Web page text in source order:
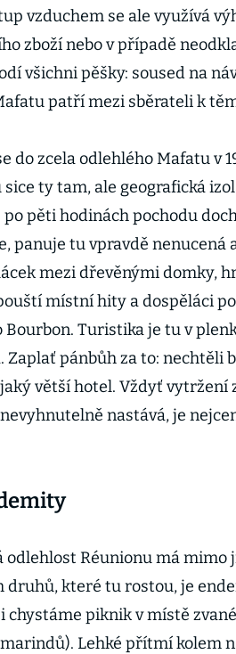
vzduchem se ale využívá
zboží nebo v případě
všichni pěšky: soused na
patří mezi sběrateli k
do zcela odlehlého Mafatu v
ty tam, ale geografická
po pěti hodinách pochodu
panuje tu vpravdě nenucená
mezi dřevěnými domky,
místní hity a dospěláci
Turistika je tu v
Zaplať pánbůh za to: nechtěli
větší hotel. Vždyť vytržení
nastává, je
odlehlost Réunionu má mimo
druhů, které tu rostou, je
chystáme piknik v místě
Lehké přítmí kolem